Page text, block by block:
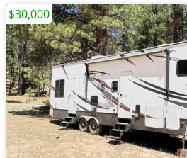
$30,000